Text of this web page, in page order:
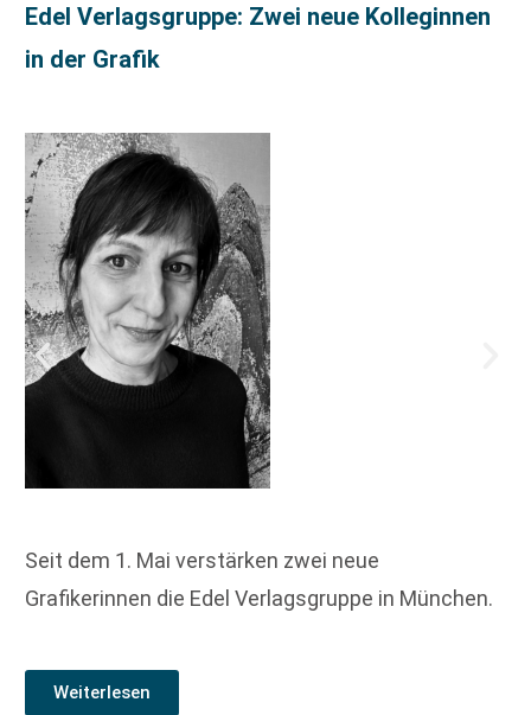
Edel Verlagsgruppe: Zwei neue Kolleginnen
in der Grafik
Seit dem 1. Mai verstärken zwei neue
Grafikerinnen die Edel Verlagsgruppe in München.
Weiterlesen